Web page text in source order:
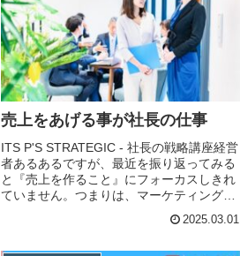
売上をあげる事が社長の仕事
ITS P'S STRATEGIC - 社長の戦略講座経営
者あるあるですが、最近を振り返ってみる
と『売上を作ること』にフォーカスしきれ
ていません。つまりは、マーケティングを
2025.03.01